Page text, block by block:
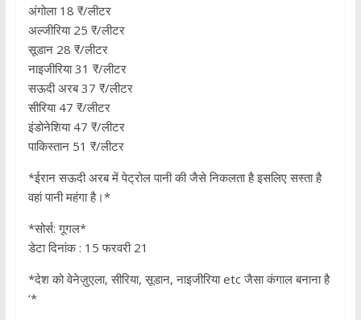
अंगोला 18 ₹/लीटर
अल्जीरिया 25 ₹/लीटर
सूडान 28 ₹/लीटर
नाइजीरिया 31 ₹/लीटर
सऊदी अरब 37 ₹/लीटर
सीरिया 47 ₹/लीटर
इंडोनेशिया 47 ₹/लीटर
पाकिस्तान 51 ₹/लीटर
*ईरान सऊदी अरब में पेट्रोल पानी की जैसे निकलता है इसलिए सस्ता है
वहां पानी महंगा है।*
*सोर्स: गूगल*
डेटा दिनांक : 15 फरवरी 21
*देश को वेनेज़ुएला, सीरिया, सूडान, नाइजीरिया etc जैसा कंगाल बनाना है
‘*